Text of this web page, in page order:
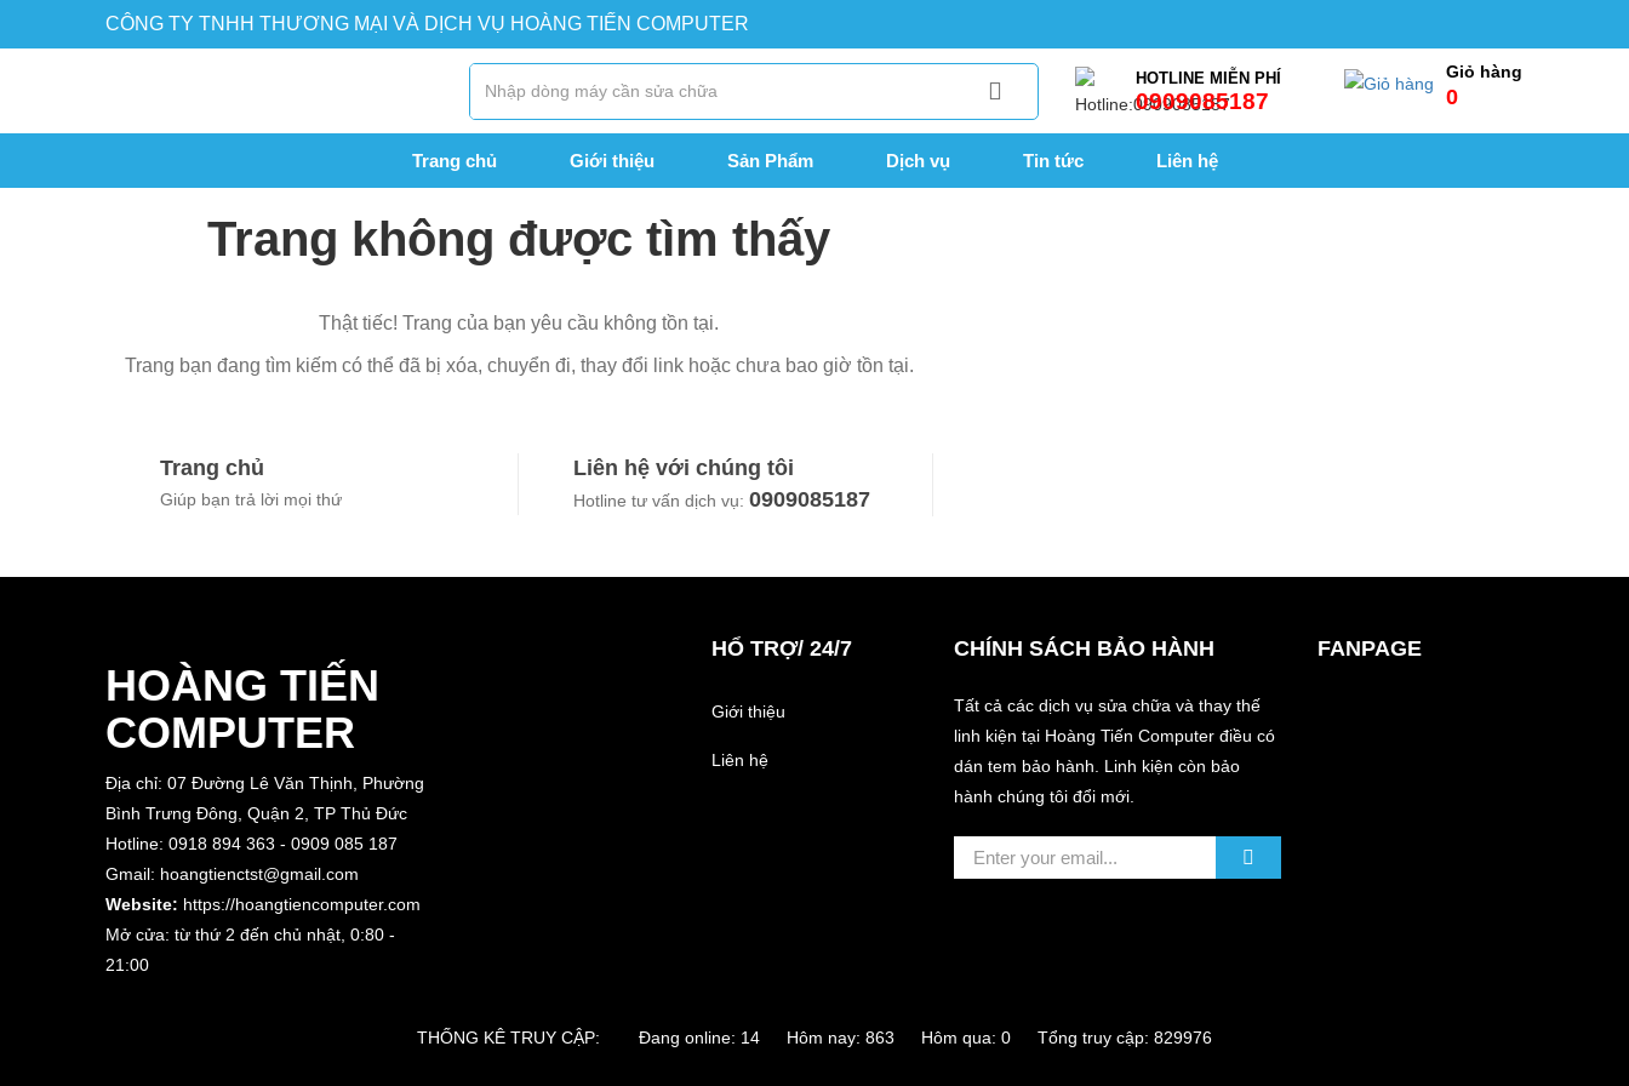
CÔNG TY TNHH THƯƠNG MẠI VÀ DỊCH VỤ HOÀNG TIẾN COMPUTER
Giỏ hàng
0
HOTLINE MIỄN PHÍ
0909085187
Trang chủ Giới thiệu Sản Phẩm Dịch vụ Tin tức Liên hệ
Trang không được tìm thấy
Thật tiếc! Trang của bạn yêu cầu không tồn tại.
Trang bạn đang tìm kiếm có thể đã bị xóa, chuyển đi, thay đổi link hoặc chưa bao giờ tồn tại.
Trang chủ
Giúp bạn trả lời mọi thứ
Liên hệ với chúng tôi
Hotline tư vấn dịch vụ:0909085187
HOÀNG TIẾN
COMPUTER
Địa chỉ: 07 Đường Lê Văn Thịnh, Phường
Bình Trưng Đông, Quận 2, TP Thủ Đức
Hotline: 0918 894 363 - 0909 085 187
Gmail: hoangtienctst@gmail.com
Website: https://hoangtiencomputer.com
Mở cửa: từ thứ 2 đến chủ nhật, 0:80 -
21:00
HỔ TRỢ/ 24/7
Giới thiệu
Liên hệ
CHÍNH SÁCH BẢO HÀNH
Tất cả các dịch vụ sửa chữa và thay thế
linh kiện tại Hoàng Tiến Computer điều có
dán tem bảo hành. Linh kiện còn bảo
hành chúng tôi đổi mới.
FANPAGE
THỐNG KÊ TRUY CẬP: Đang online: 14 Hôm nay: 863 Hôm qua: 0 Tổng truy cập: 829976